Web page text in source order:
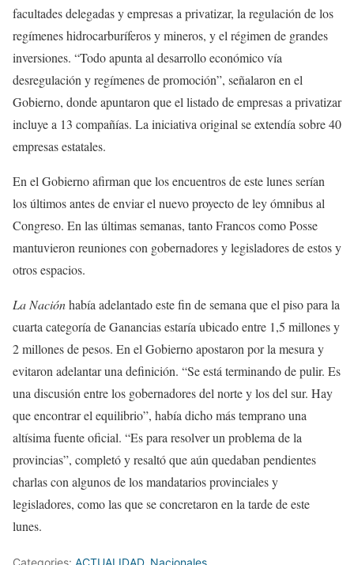
facultades delegadas y empresas a privatizar, la regulación de los
regímenes hidrocarburíferos y mineros, y el régimen de grandes
inversiones. “Todo apunta al desarrollo económico vía
desregulación y regímenes de promoción”, señalaron en el
Gobierno, donde apuntaron que el listado de empresas a privatizar
incluye a 13 compañías. La iniciativa original se extendía sobre 40
empresas estatales.
En el Gobierno afirman que los encuentros de este lunes serían
los últimos antes de enviar el nuevo proyecto de ley ómnibus al
Congreso. En las últimas semanas, tanto Francos como Posse
mantuvieron reuniones con gobernadores y legisladores de estos y
otros espacios.
La Naciónhabía adelantado este fin de semana que el piso para la
cuarta categoría de Ganancias estaría ubicado entre 1,5 millones y
2 millones de pesos. En el Gobierno apostaron por la mesura y
evitaron adelantar una definición. “Se está terminando de pulir. Es
una discusión entre los gobernadores del norte y los del sur. Hay
que encontrar el equilibrio”, había dicho más temprano una
altísima fuente oficial. “Es para resolver un problema de la
provincias”, completó y resaltó que aún quedaban pendientes
charlas con algunos de los mandatarios provinciales y
legisladores, como las que se concretaron en la tarde de este
lunes.
Categories: ACTUALIDAD, Nacionales